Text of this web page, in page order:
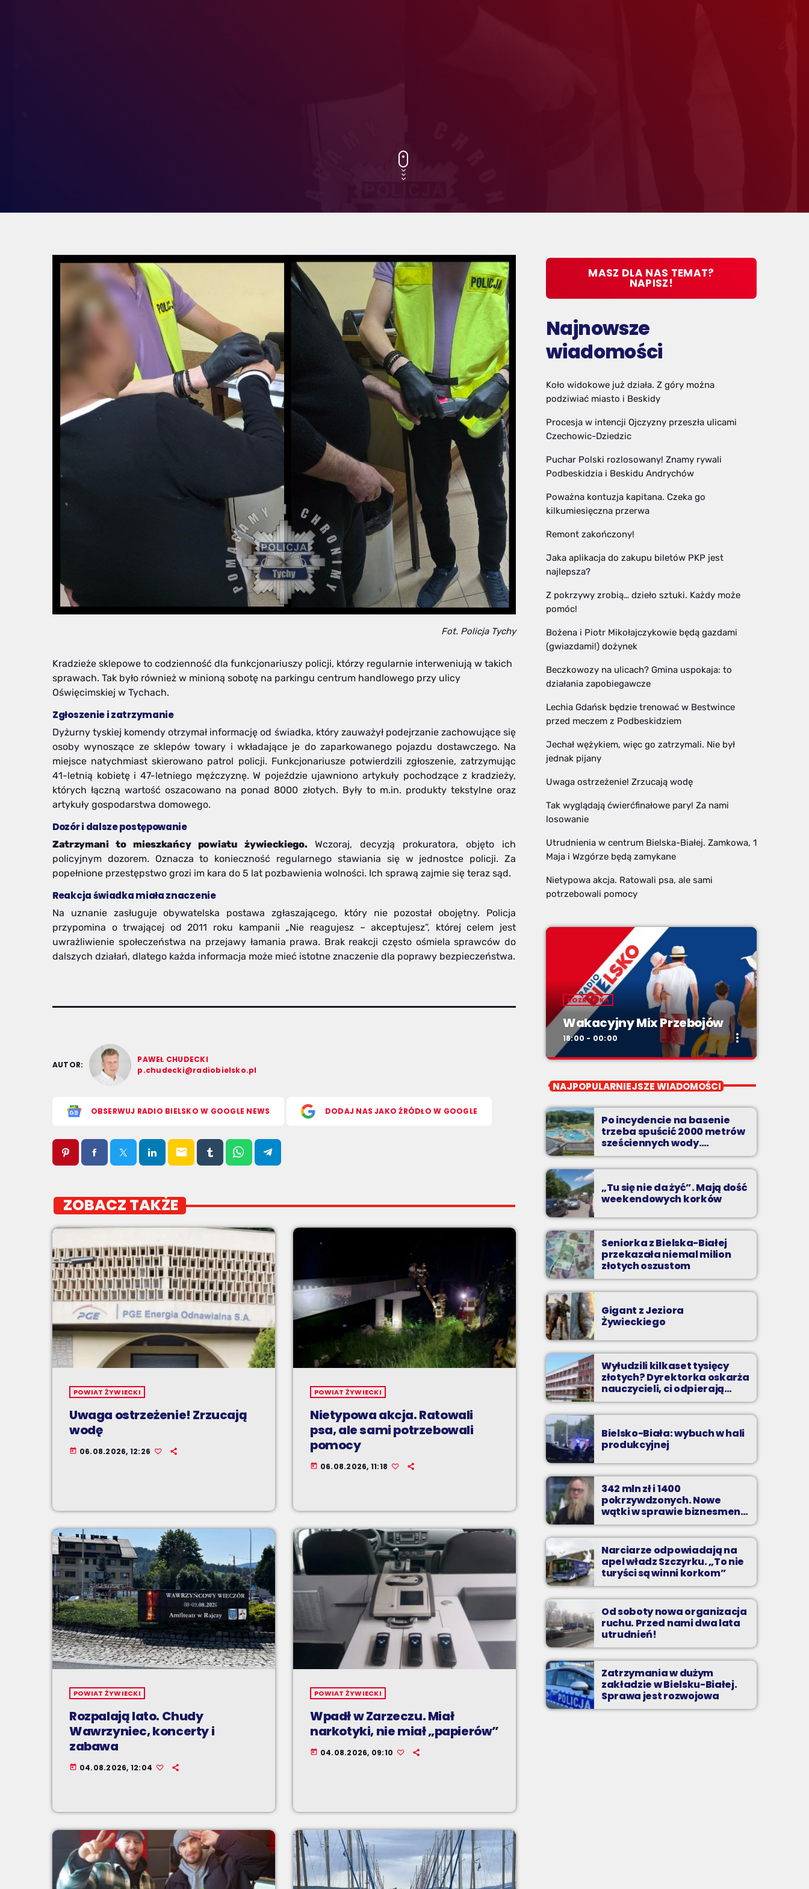
Fot. Policja Tychy
Kradzieże sklepowe to codzienność dla funkcjonariuszy policji, którzy regularnie interweniują w takich
sprawach. Tak było również w minioną sobotę na parkingu centrum handlowego przy ulicy
Oświęcimskiej w Tychach.
Zgłoszenie i zatrzymanie
Dyżurny tyskiej komendy otrzymał informację od świadka, który zauważył podejrzanie zachowujące się
osoby wynoszące ze sklepów towary i wkładające je do zaparkowanego pojazdu dostawczego. Na
miejsce natychmiast skierowano patrol policji. Funkcjonariusze potwierdzili zgłoszenie, zatrzymując
41-letnią kobietę i 47-letniego mężczyznę. W pojeździe ujawniono artykuły pochodzące z kradzieży,
których łączną wartość oszacowano na ponad 8000 złotych. Były to m.in. produkty tekstylne oraz
artykuły gospodarstwa domowego.
Dozór i dalsze postępowanie
Zatrzymani to mieszkańcy powiatu żywieckiego. Wczoraj, decyzją prokuratora, objęto ich
policyjnym dozorem. Oznacza to konieczność regularnego stawiania się w jednostce policji. Za
popełnione przestępstwo grozi im kara do 5 lat pozbawienia wolności. Ich sprawą zajmie się teraz sąd.
Reakcja świadka miała znaczenie
Na uznanie zasługuje obywatelska postawa zgłaszającego, który nie pozostał obojętny. Policja
przypomina o trwającej od 2011 roku kampanii „Nie reagujesz – akceptujesz”, której celem jest
uwrażliwienie społeczeństwa na przejawy łamania prawa. Brak reakcji często ośmiela sprawców do
dalszych działań, dlatego każda informacja może mieć istotne znaczenie dla poprawy bezpieczeństwa.
AUTOR:
PAWEŁ CHUDECKI
p.chudecki@radiobielsko.pl
OBSERWUJ RADIO BIELSKO W GOOGLE NEWS DODAJ NAS JAKO ŹRÓDŁO W GOOGLE
email
ZOBACZ TAKŻE
POWIAT ŻYWIECKI
Uwaga ostrzeżenie! Zrzucają
wodę
today 06.08.2026, 12:26
POWIAT ŻYWIECKI
Nietypowa akcja. Ratowali
psa, ale sami potrzebowali
pomocy
today 06.08.2026, 11:18
POWIAT ŻYWIECKI
Rozpalają lato. Chudy
Wawrzyniec, koncerty i
zabawa
today 04.08.2026, 12:04
POWIAT ŻYWIECKI
Wpadł w Zarzeczu. Miał
narkotyki, nie miał „papierów”
today 04.08.2026, 09:10
MASZ DLA NAS TEMAT?
NAPISZ!
Najnowsze
wiadomości
Koło widokowe już działa. Z góry można
podziwiać miasto i Beskidy
Procesja w intencji Ojczyzny przeszła ulicami
Czechowic-Dziedzic
Puchar Polski rozlosowany! Znamy rywali
Podbeskidzia i Beskidu Andrychów
Poważna kontuzja kapitana. Czeka go
kilkumiesięczna przerwa
Remont zakończony!
Jaka aplikacja do zakupu biletów PKP jest
najlepsza?
Z pokrzywy zrobią… dzieło sztuki. Każdy może
pomóc!
Bożena i Piotr Mikołajczykowie będą gazdami
(gwiazdami!) dożynek
Beczkowozy na ulicach? Gmina uspokaja: to
działania zapobiegawcze
Lechia Gdańsk będzie trenować w Bestwince
przed meczem z Podbeskidziem
Jechał wężykiem, więc go zatrzymali. Nie był
jednak pijany
Uwaga ostrzeżenie! Zrzucają wodę
Tak wyglądają ćwierćfinałowe pary! Za nami
losowanie
Utrudnienia w centrum Bielska-Białej. Zamkowa, 1
Maja i Wzgórze będą zamykane
Nietypowa akcja. Ratowali psa, ale sami
potrzebowali pomocy
ROZRYWKA
Wakacyjny Mix Przebojów
18:00 - 00:00 more_vert
Wakacyjny Mix Przebojów
to najgorętsze hity lata, muzyczne plażowe
perełki, wspomnienia letnich przebojów,
nowości i premiery oraz Wasze pozdrowienia
z wakacji!
NAJPOPULARNIEJSZE WIADOMOŚCI
Po incydencie na basenie
trzeba spuścić 2000 metrów
sześciennych wody.
„Ogromne koszty i ogromna
praca”
„Tu się nie da żyć”. Mają dość
weekendowych korków
Seniorka z Bielska-Białej
przekazała niemal milion
złotych oszustom
Gigant z Jeziora
Żywieckiego
Wyłudzili kilkaset tysięcy
złotych? Dyrektorka oskarża
nauczycieli, ci odpierają
zarzuty
Bielsko-Biała: wybuch w hali
produkcyjnej
342 mln zł i 1400
pokrzywdzonych. Nowe
wątki w sprawie biznesmena
z Bielska-Białej
Narciarze odpowiadają na
apel władz Szczyrku. „To nie
turyści są winni korkom”
Od soboty nowa organizacja
ruchu. Przed nami dwa lata
utrudnień!
Zatrzymania w dużym
zakładzie w Bielsku-Białej.
Sprawa jest rozwojowa